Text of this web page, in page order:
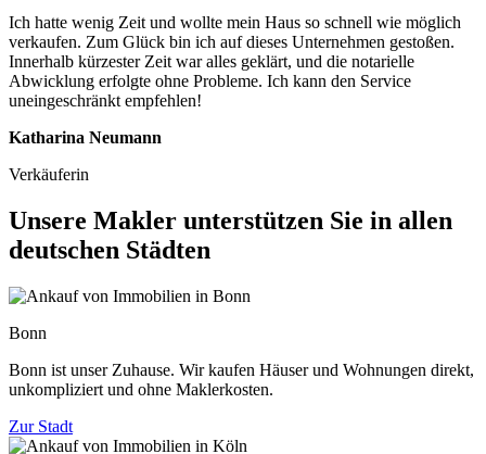
Ich hatte wenig Zeit und wollte mein Haus so schnell wie möglich
verkaufen. Zum Glück bin ich auf dieses Unternehmen gestoßen.
Innerhalb kürzester Zeit war alles geklärt, und die notarielle
Abwicklung erfolgte ohne Probleme. Ich kann den Service
uneingeschränkt empfehlen!
Katharina Neumann
Verkäuferin
Unsere Makler unterstützen Sie in allen
deutschen Städten
Bonn
Bonn ist unser Zuhause. Wir kaufen Häuser und Wohnungen direkt,
unkompliziert und ohne Maklerkosten.
Zur Stadt